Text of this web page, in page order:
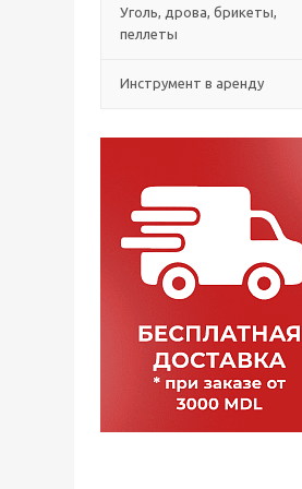
Уголь, дрова, брикеты,
пеллеты
Инструмент в аренду